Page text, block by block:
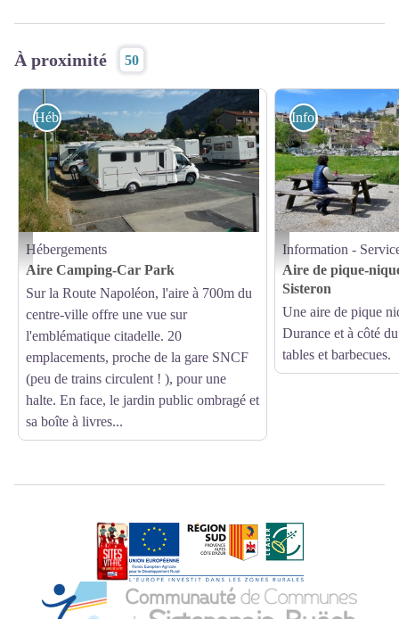
À proximité 50
A 5 minutes à pied du centre-ville - Office de Tourisme Sisteron Les Alpes provençales
Hébergements
Hébergements
Aire Camping-Car Park
Sur la Route Napoléon, l'aire à 700m du
centre-ville offre une vue sur
l'emblématique citadelle. 20
emplacements, proche de la gare SNCF
(peu de trains circulent ! ), pour une
halte. En face, le jardin public ombragé et
sa boîte à livres...
Aire de pique-nique du
Information -
Information -
Aire de pique-
Sisteron
Une aire de pique
Durance et à côté
tables et barbecues.